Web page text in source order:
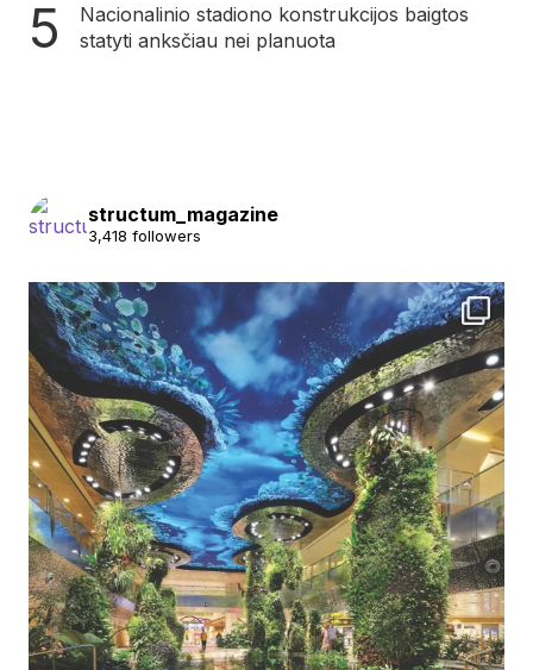
Nacionalinio stadiono konstrukcijos baigtos
statyti anksčiau nei planuota
structum_magazine
3,418 followers